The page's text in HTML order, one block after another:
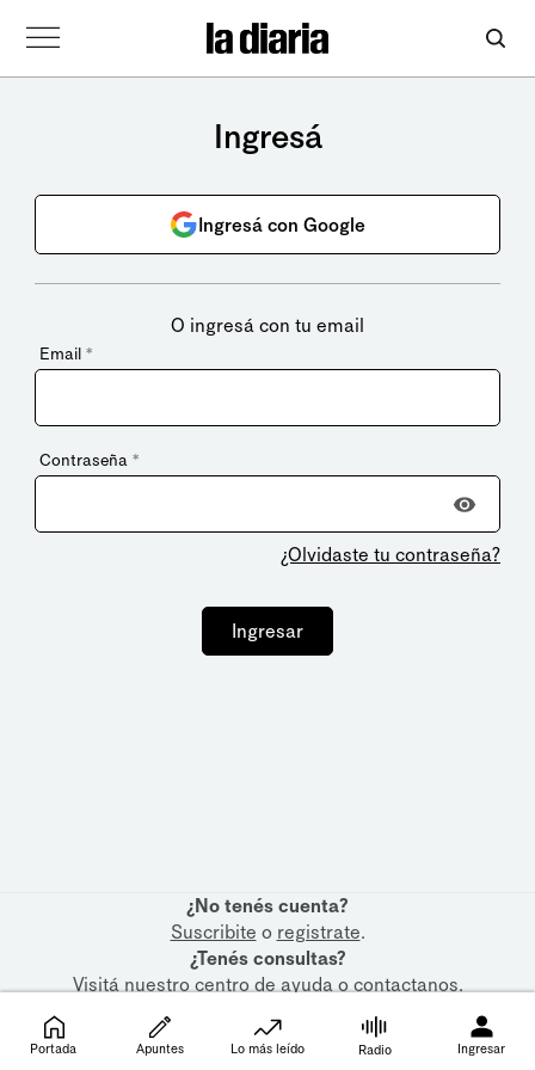
Ingresá
Ingresá con Google
O ingresá con tu email
Email *
Contraseña *
¿Olvidaste tu contraseña?
Ingresar
¿No tenés cuenta?
Suscribite o registrate.
¿Tenés consultas?
Visitá nuestrocentro de ayudaocontactanos.
Portada Apuntes Lo más leído Radio Ingresar